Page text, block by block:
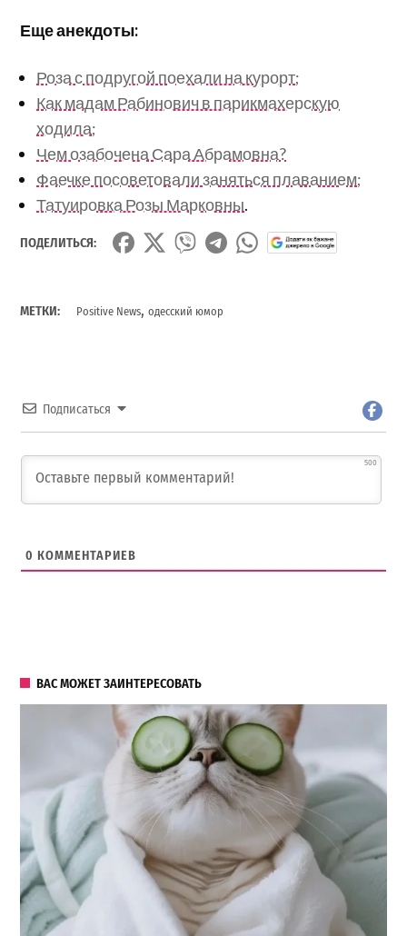
Еще анекдоты:
Роза с подругой поехали на курорт;
Как мадам Рабинович в парикмахерскую
ходила;
Чем озабочена Сара Абрамовна?
Фаечке посоветовали заняться плаванием;
Татуировка Розы Марковны.
ПОДЕЛИТЬСЯ:
МЕТКИ: Positive News,одесский юмор
Подписаться
500
0 КОММЕНТАРИЕВ
ВАС МОЖЕТ ЗАИНТЕРЕСОВАТЬ